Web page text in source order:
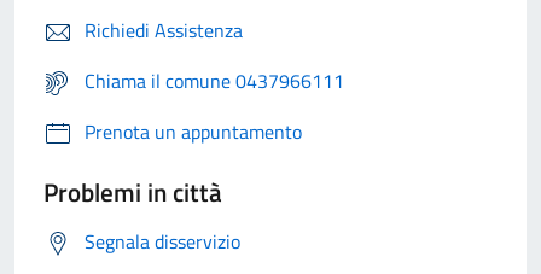
Richiedi Assistenza
Chiama il comune 0437966111
Prenota un appuntamento
Problemi in città
Segnala disservizio